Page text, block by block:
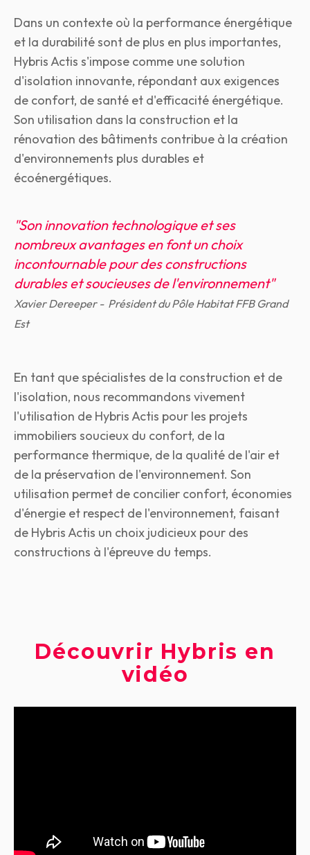
Dans un contexte où la performance énergétique
et la durabilité sont de plus en plus importantes,
Hybris Actis s'impose comme une solution
d'isolation innovante, répondant aux exigences
de confort, de santé et d'efficacité énergétique.
Son utilisation dans la construction et la
rénovation des bâtiments contribue à la création
d'environnements plus durables et
écoénergétiques.
"Son innovation technologique et ses
nombreux avantages en font un choix
incontournable pour des constructions
durables et soucieuses de l'environnement"
Xavier Dereeper - Président du Pôle Habitat FFB Grand
Est
En tant que spécialistes de la construction et de
l'isolation, nous recommandons vivement
l'utilisation de Hybris Actis pour les projets
immobiliers soucieux du confort, de la
performance thermique, de la qualité de l'air et
de la préservation de l'environnement. Son
utilisation permet de concilier confort, économies
d'énergie et respect de l'environnement, faisant
de Hybris Actis un choix judicieux pour des
constructions à l'épreuve du temps.
Découvrir Hybris en
vidéo